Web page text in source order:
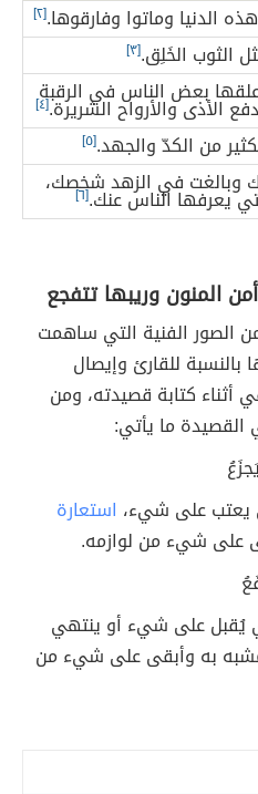
الدنيا وماتوا وفارقوها.[٢]
الثوب الخَلِق.[٣]
بعض الناس في الرقبة
الأذى والأرواح الشريرة.[٤]
من الكدّ والجهد.[٥]
في الزهد شخصك،
يعرفها الناس عنك.[٦]
المنون وريبها تتفجع
الصور الفنية التي ساهمت
للقارئ وإيصال
أثناء كتابة قصيدته، ومن
ما يأتي:
يعتب على شيء، استعارة
على شيء من لوازمه.
يُقبل على شيء أو ينتهي
به وأبقى على شيء من